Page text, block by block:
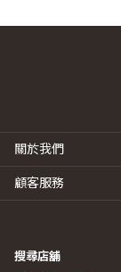
關於我們
顧客服務
搜尋店舖